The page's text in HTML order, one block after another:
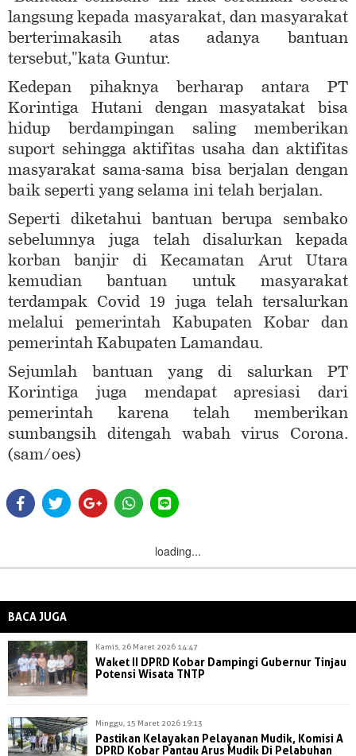
langsung kepada masyarakat, dan masyarakat
berterimakasih atas adanya bantuan
tersebut,"kata Guntur.
Kedepan pihaknya berharap antara PT
Korintiga Hutani dengan masyatakat bisa
hidup berdampingan saling memberikan
suport sehingga aktifitas usaha dan aktifitas
masyarakat sama-sama bisa berjalan dengan
baik seperti yang selama ini telah berjalan.
Seperti diketahui bantuan berupa sembako
sebelumnya juga telah disalurkan kepada
korban banjir di Kecamatan Arut Utara
kemudian bantuan untuk masyarakat
terdampak Covid 19 juga telah tersalurkan
melalui pemerintah Kabupaten Kobar dan
pemerintah Kabupaten Lamandau.
Sejumlah bantuan yang di salurkan PT
Korintiga juga mendapat apresiasi dari
pemerintah karena telah memberikan
sumbangsih ditengah wabah virus Corona.
(sam/oes)
loading...
BACA JUGA
Kamis, 26 Maret 2026 14:47
Waket II DPRD Kobar Dampingi Gubernur Tinjau
Potensi Wisata TNTP
Minggu, 15 Maret 2026 19:13
Pastikan Kelayakan Pelayanan Mudik, Komisi A
DPRD Kobar Pantau Arus Mudik Di Pelabuhan